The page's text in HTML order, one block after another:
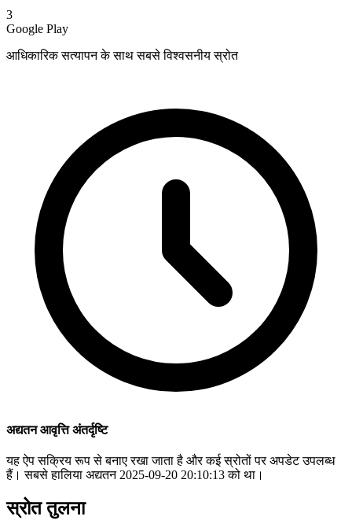
3
Google Play
आधिकारिक सत्यापन के साथ सबसे विश्वसनीय स्रोत
अद्यतन आवृत्ति अंतर्दृष्टि
यह ऐप सक्रिय रूप से बनाए रखा जाता है और कई स्रोतों पर अपडेट उपलब्ध
हैं। सबसे हालिया अद्यतन 2025-09-20 20:10:13 को था।
स्रोत तुलना